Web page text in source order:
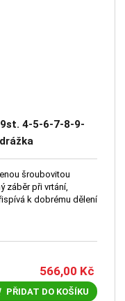
4-5-6-7-8-9-
šroubovitou
záběr při vrtání,
k dobrému dělení
566,00 Kč
PŘIDAT DO KOŠÍKU